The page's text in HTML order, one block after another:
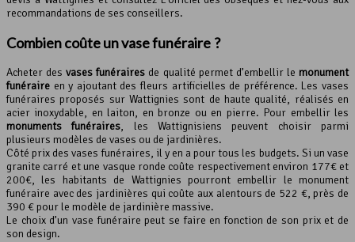
recommandations de ses conseillers.
Combien coûte un vase funéraire ?
Acheter desvases funéraires de qualité permet d’embellir le monument
funéraire en y ajoutant des fleurs artificielles de préférence. Les vases
funéraires proposés sur Wattignies sont de haute qualité, réalisés en
acier inoxydable, en laiton, en bronze ou en pierre. Pour embellir les
monuments funéraires, les Wattignisiens peuvent choisir parmi
plusieurs modèles de vases ou de jardinières.
Côté prix des vases funéraires, il y en a pour tous les budgets. Si un vase
granite carré et une vasque ronde coûte respectivement environ 177€ et
200€, les habitants de Wattignies pourront embellir le monument
funéraire avec des jardinières qui coûte aux alentours de 522 €, près de
390 € pour le modèle de jardinière massive.
Le choix d’un vase funéraire peut se faire en fonction de son prix et de
son design.